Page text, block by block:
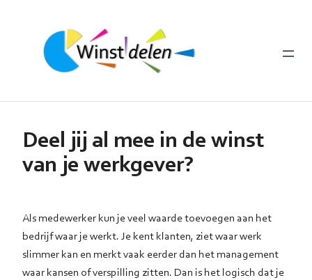
Deel jij al mee in de winst
van je werkgever?
Als medewerker kun je veel waarde toevoegen aan het
bedrijf waar je werkt. Je kent klanten, ziet waar werk
slimmer kan en merkt vaak eerder dan het management
waar kansen of verspilling zitten. Dan is het logisch dat je